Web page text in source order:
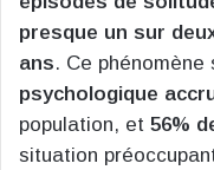
presque un sur
ans. Ce phénomène
psychologique
population, et 56%
situation